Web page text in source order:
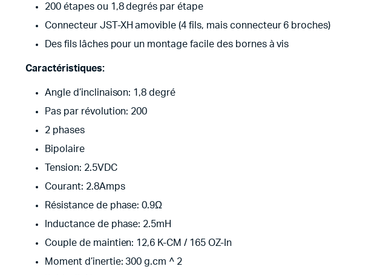
200 étapes ou 1,8 degrés par étape
Connecteur JST-XH amovible (4 fils, mais connecteur 6 broches)
Des fils lâches pour un montage facile des bornes à vis
Caractéristiques:
Angle d’inclinaison: 1,8 degré
Pas par révolution: 200
2 phases
Bipolaire
Tension: 2.5VDC
Courant: 2.8Amps
Résistance de phase: 0.9Ω
Inductance de phase: 2.5mH
Couple de maintien: 12,6 K-CM / 165 OZ-In
Moment d’inertie: 300 g.cm ^ 2